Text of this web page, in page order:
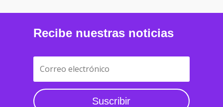
Recibe nuestras noticias
Suscribir